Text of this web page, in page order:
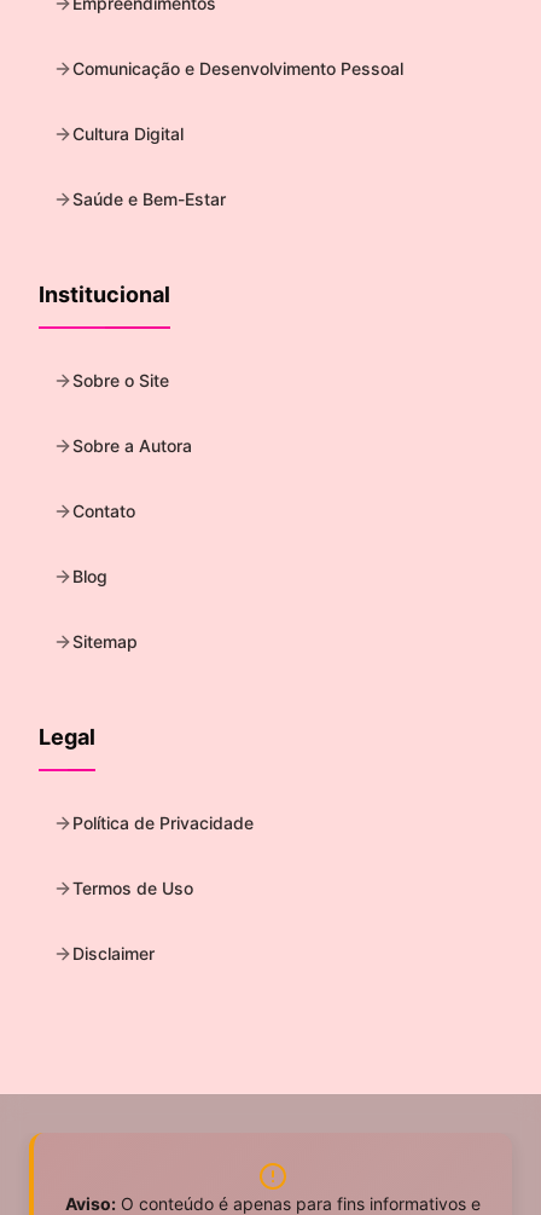
Comunicação e Desenvolvimento Pessoal
Cultura Digital
Saúde e Bem-Estar
Institucional
Sobre o Site
Sobre a Autora
Contato
Blog
Sitemap
Legal
Política de Privacidade
Termos de Uso
Disclaimer
Aviso: O conteúdo é apenas para fins informativos e